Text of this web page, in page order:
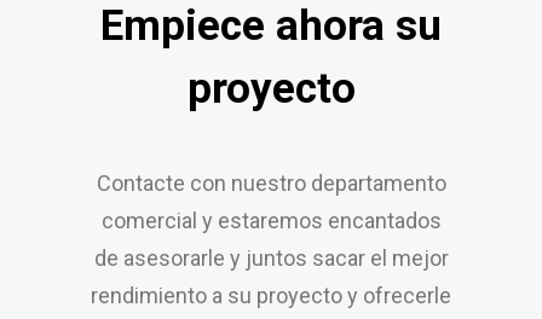
Empiece ahora su
proyecto
Contacte con nuestro departamento
comercial y estaremos encantados
de asesorarle y juntos sacar el mejor
rendimiento a su proyecto y ofrecerle